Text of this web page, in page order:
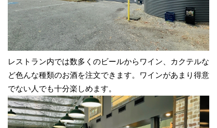
レストラン内では数多くのビールからワイン、カクテルな
ど色んな種類のお酒を注文できます。ワインがあまり得意
でない人でも十分楽しめます。